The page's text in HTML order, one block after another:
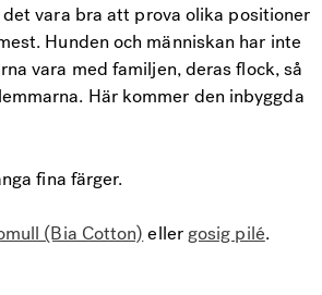
vara bra att prova olika positioner
Hunden och människan har inte
vara med familjen, deras flock, så
Här kommer den inbyggda
fina färger.
(Bia Cotton) ellergosig pilé.